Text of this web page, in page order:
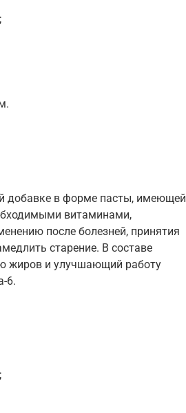
добавке в форме пасты, имеющей
витаминами,
после болезней, принятия
старение. В составе
жиров и улучшающий работу
6.